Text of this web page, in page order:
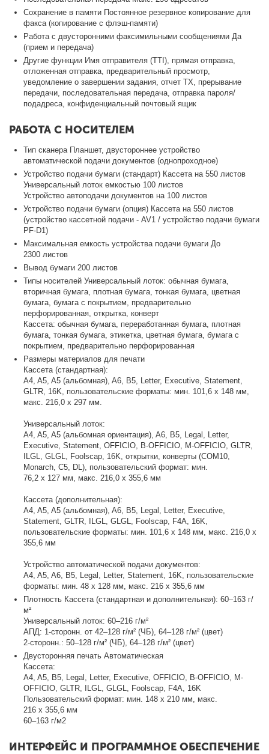
Сохранение в памяти Постоянное резервное копирование для
факса (копирование с флэш-памяти)
Работа с двусторонними факсимильными сообщениями Да
(прием и передача)
Другие функции Имя отправителя (TTI), прямая отправка,
отложенная отправка, предварительный просмотр,
уведомление о завершении задания, отчет TX, прерывание
передачи, последовательная передача, отправка пароля/
подадреса, конфиденциальный почтовый ящик
РАБОТА С НОСИТЕЛЕМ
Тип сканера Планшет, двустороннее устройство
автоматической подачи документов (однопроходное)
Устройство подачи бумаги (стандарт) Кассета на 550 листов
Универсальный лоток емкостью 100 листов
Устройство автоподачи документов на 100 листов
Устройство подачи бумаги (опция) Кассета на 550 листов
(устройство кассетной подачи - AV1 / устройство подачи бумаги
PF-D1)
Максимальная емкость устройства подачи бумаги До
2300 листов
Вывод бумаги 200 листов
Типы носителей Универсальный лоток: обычная бумага,
вторичная бумага, плотная бумага, тонкая бумага, цветная
бумага, бумага с покрытием, предварительно
перфорированная, открытка, конверт
Кассета: обычная бумага, переработанная бумага, плотная
бумага, тонкая бумага, этикетка, цветная бумага, бумага с
покрытием, предварительно перфорированная
Размеры материалов для печати
Кассета (стандартная):
A4, A5, A5 (альбомная), A6, B5, Letter, Executive, Statement,
GLTR, 16K, пользовательские форматы: мин. 101,6 х 148 мм,
макс. 216,0 х 297 мм.
Универсальный лоток:
A4, A5, A5 (альбомная ориентация), A6, B5, Legal, Letter,
Executive, Statement, OFFICIO, B-OFFICIO, M-OFFICIO, GLTR,
ILGL, GLGL, Foolscap, 16K, открытки, конверты (COM10,
Monarch, C5, DL), пользовательский формат: мин.
76,2 x 127 мм, макс. 216,0 х 355,6 мм
Кассета (дополнительная):
A4, A5, A5 (альбомная), A6, B5, Legal, Letter, Executive,
Statement, GLTR, ILGL, GLGL, Foolscap, F4A, 16K,
пользовательские форматы: мин. 101,6 х 148 мм, макс. 216,0 х
355,6 мм
Устройство автоматической подачи документов:
A4, A5, A6, B5, Legal, Letter, Statement, 16K, пользовательские
форматы: мин. 48 x 128 мм, макс. 216 x 355,6 мм
Плотность Кассета (стандартная и дополнительная): 60–163 г/
м²
Универсальный лоток: 60–216 г/м²
АПД: 1-сторонн. от 42–128 г/м² (ЧБ), 64–128 г/м² (цвет)
2-сторонн.: 50–128 г/м² (ЧБ), 64–128 г/м² (цвет)
Двусторонняя печать Автоматическая
Кассета:
A4, A5, B5, Legal, Letter, Executive, OFFICIO, B-OFFICIO, M-
OFFICIO, GLTR, ILGL, GLGL, Foolscap, F4A, 16K
Пользовательский формат: мин. 148 х 210 мм, макс.
216 х 355,6 мм
60–163 г/м2
ИНТЕРФЕЙС И ПРОГРАММНОЕ ОБЕСПЕЧЕНИЕ